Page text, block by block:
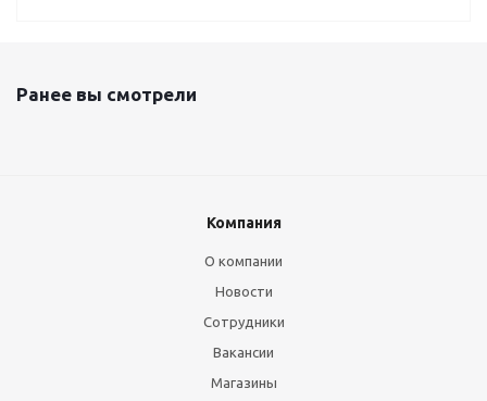
Ранее вы смотрели
Компания
О компании
Новости
Сотрудники
Вакансии
Магазины